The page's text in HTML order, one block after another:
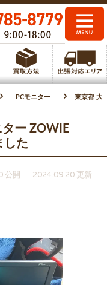
PCモニター 東京都 大
ー ZOWIE
した
公開
2024.09.20 更新